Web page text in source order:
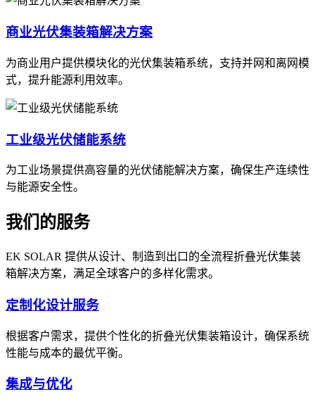
商业光伏集装箱解决方案
为商业用户提供模块化的光伏集装箱系统，支持并网和离网模
式，提升能源利用效率。
工业级光伏储能系统
为工业场景提供高容量的光伏储能解决方案，确保生产连续性
与能源安全性。
我们的服务
EK SOLAR 提供从设计、制造到出口的全流程折叠光伏集装
箱解决方案，满足全球客户的多样化需求。
定制化设计服务
根据客户需求，提供个性化的折叠光伏集装箱设计，确保系统
性能与成本的最优平衡。
集成与优化